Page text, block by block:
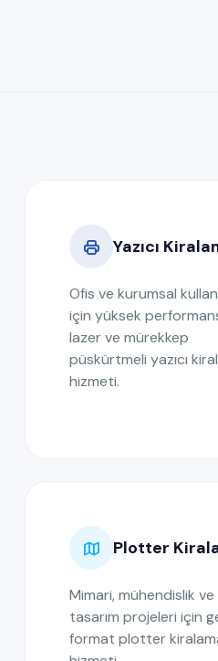
Yazıcı
Ofis ve kurumsal
için yüksek
lazer ve mürekkep
püskürtmeli yazıcı
hizmeti.
Plotter
Mimari, mühendislik ve
tasarım projeleri için
format plotter